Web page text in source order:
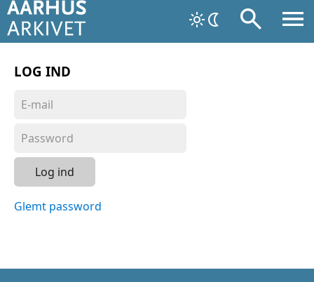
LOG IND
Log ind
Glemt password